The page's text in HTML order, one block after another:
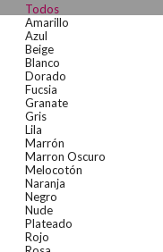
Todos
Amarillo
Azul
Beige
Blanco
Dorado
Fucsia
Granate
Gris
Lila
Marrón
Marron Oscuro
Melocotón
Naranja
Negro
Nude
Plateado
Rojo